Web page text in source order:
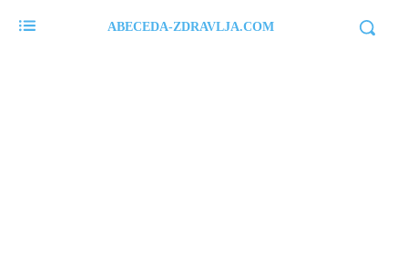
ABECEDA-ZDRAVLJA.COM